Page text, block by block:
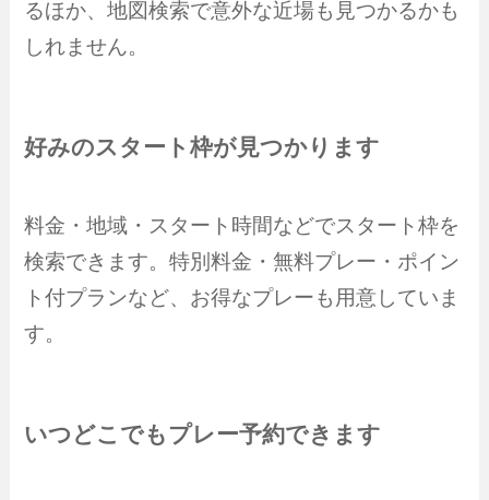
るほか、地図検索で意外な近場も見つかるかも
しれません。
好みのスタート枠が見つかります
料金・地域・スタート時間などでスタート枠を
検索できます。特別料金・無料プレー・ポイン
ト付プランなど、お得なプレーも用意していま
す。
いつどこでもプレー予約できます